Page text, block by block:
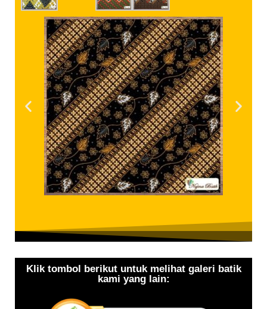
Klik tombol berikut untuk melihat galeri batik
kami yang lain: